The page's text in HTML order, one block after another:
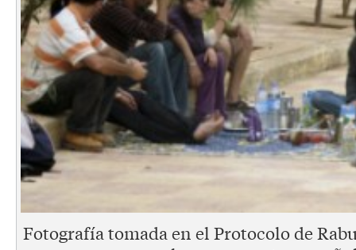
Fotografía tomada en el Protocolo de